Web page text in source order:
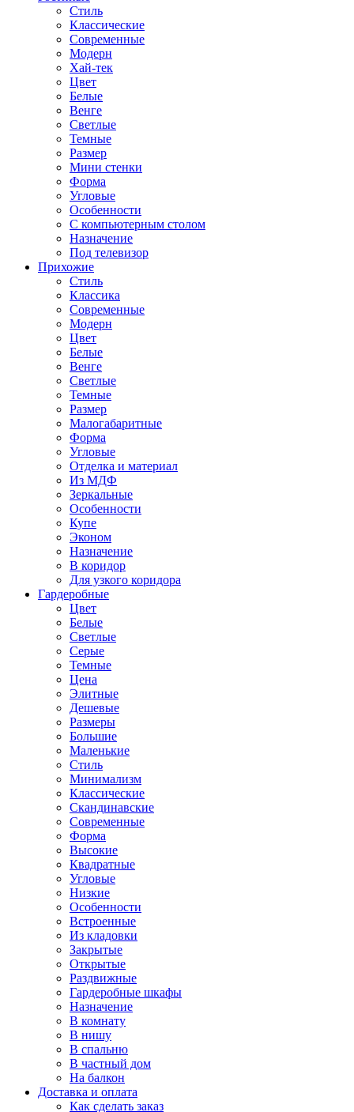
Стиль
Классические
Современные
Модерн
Хай-тек
Цвет
Белые
Венге
Светлые
Темные
Размер
Мини стенки
Форма
Угловые
Особенности
С компьютерным столом
Назначение
Под телевизор
Прихожие
Стиль
Классика
Современные
Модерн
Цвет
Белые
Венге
Светлые
Темные
Размер
Малогабаритные
Форма
Угловые
Отделка и материал
Из МДФ
Зеркальные
Особенности
Купе
Эконом
Назначение
В коридор
Для узкого коридора
Гардеробные
Цвет
Белые
Светлые
Серые
Темные
Цена
Элитные
Дешевые
Размеры
Большие
Маленькие
Стиль
Минимализм
Классические
Скандинавские
Современные
Форма
Высокие
Квадратные
Угловые
Низкие
Особенности
Встроенные
Из кладовки
Закрытые
Открытые
Раздвижные
Гардеробные шкафы
Назначение
В комнату
В нишу
В спальню
В частный дом
На балкон
Доставка и оплата
Как сделать заказ